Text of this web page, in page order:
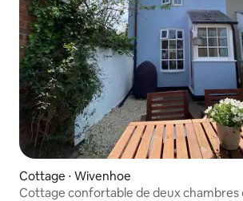
Cottage ⋅ Wivenhoe
Cottage confortable de deux chambres